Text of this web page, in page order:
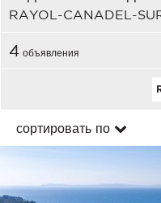
RAYOL-CANADEL-
4 объявления
сортировать по